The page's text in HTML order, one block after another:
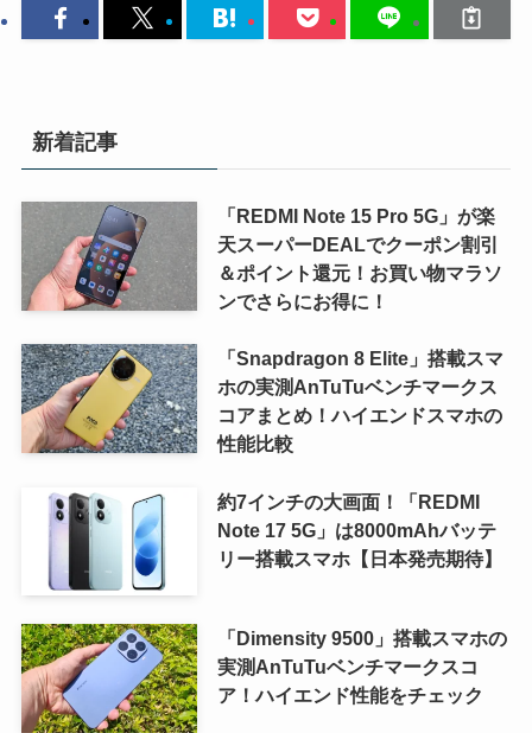
新着記事
「REDMI Note 15 Pro 5G」が楽
天スーパーDEALでクーポン割引
＆ポイント還元！お買い物マラソ
ンでさらにお得に！
「Snapdragon 8 Elite」搭載スマ
ホの実測AnTuTuベンチマークス
コアまとめ！ハイエンドスマホの
性能比較
約7インチの大画面！「REDMI
Note 17 5G」は8000mAhバッテ
リー搭載スマホ【日本発売期待】
「Dimensity 9500」搭載スマホの
実測AnTuTuベンチマークスコ
ア！ハイエンド性能をチェック